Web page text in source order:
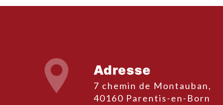
Adresse
7 chemin de Montauban,
40160 Parentis-en-Born